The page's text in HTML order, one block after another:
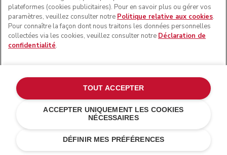
Rouge empire
plateformes (cookies publicitaires). Pour en savoir plus ou gérer vos
paramètres, veuillez consulter notre Politique relative aux cookies.
Pour connaître la façon dont nous traitons les données personnelles
collectées via les cookies, veuillez consulter notre Déclaration de
confidentialité.
DÉFINIR MES PRÉFÉRENCES
ACCEPTER UNIQUEMENT LES COOKIES
NÉCESSAIRES
TOUT ACCEPTER